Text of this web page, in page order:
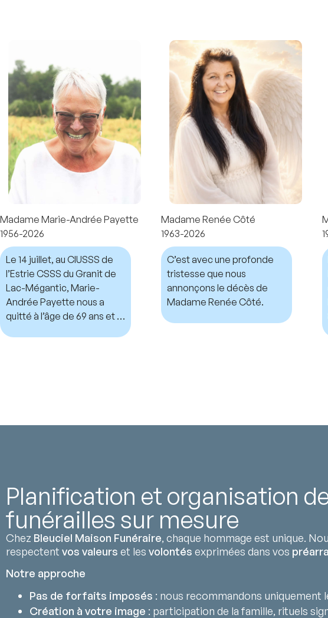
Madame Marie-Andrée Payette
1956-2026
Le 14 juillet, au CIUSSS de
l’Estrie CSSS du Granit de
Lac-Mégantic, Marie-
Andrée Payette nous a
quitté à l’âge de 69 ans et 7
Madame Renée Côté
1963-2026
C’est avec une profonde
tristesse que nous
annonçons le décès de
Madame Renée Côté.
Planification et organisation
funérailles sur mesure
Chez Bleuciel Maison Funéraire, chaque hommage est unique.
respectent vos valeurs et les volontés exprimées dans vos
Notre approche
Pas de forfaits imposés : nous recommandons uniquement
Création à votre image : participation de la famille, rituels